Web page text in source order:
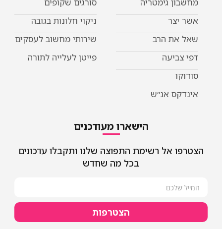
אשר יצר
שאל את הרב
דפי צביעה
סודוקו
אינדקס אנ״ש
ניקוי חלונות בגובה
שירותי מחשוב לעסקים
פייטן לעלייה לתורה
הישארו מעודכנים
הצטרפו אל רשימת התפוצה שלנו ותקבלו עדכונים
בכל מה שחדש
הצטרפות